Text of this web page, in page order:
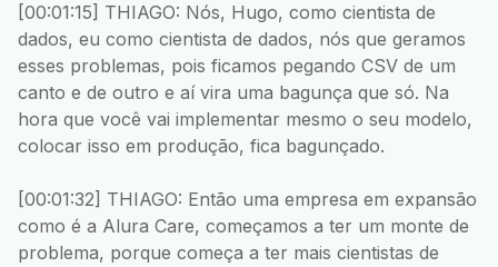
[00:01:15] THIAGO: Nós, Hugo, como cientista de
dados, eu como cientista de dados, nós que geramos
esses problemas, pois ficamos pegando CSV de um
canto e de outro e aí vira uma bagunça que só. Na
hora que você vai implementar mesmo o seu modelo,
colocar isso em produção, fica bagunçado.
[00:01:32] THIAGO: Então uma empresa em expansão
como é a Alura Care, começamos a ter um monte de
problema, porque começa a ter mais cientistas de